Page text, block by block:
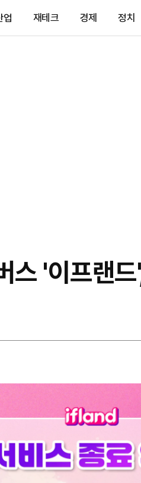
업 재테크 경제 정치
스 '이프랜